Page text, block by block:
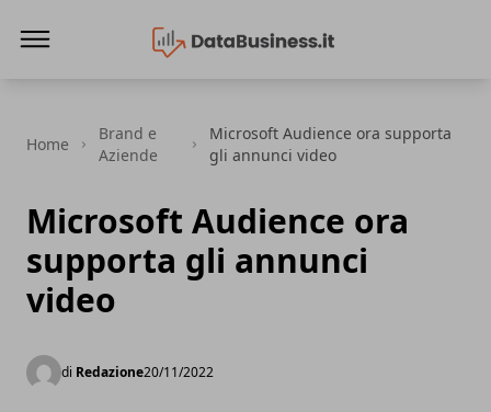
Home
Brand e
Aziende
Microsoft Audience ora supporta
gli annunci video
Microsoft Audience ora
supporta gli annunci
video
di Redazione20/11/2022